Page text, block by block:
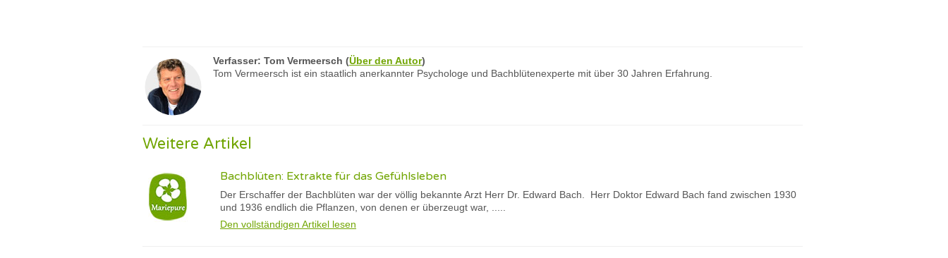
Verfasser: Tom Vermeersch (Über den Autor)
Tom Vermeersch ist ein staatlich anerkannter Psychologe und Bachblütenexperte mit über 30 Jahren Erfahrung.
Weitere Artikel
Bachblüten: Extrakte für das Gefühlsleben
Der Erschaffer der Bachblüten war der völlig bekannte Arzt Herr Dr. Edward Bach. Herr Doktor Edward Bach fand zwischen 1930
und 1936 endlich die Pflanzen, von denen er überzeugt war, .....
Den vollständigen Artikel lesen